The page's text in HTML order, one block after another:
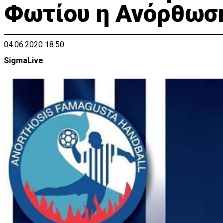
Φωτίου η
04.06.2020 18:50
SigmaLive